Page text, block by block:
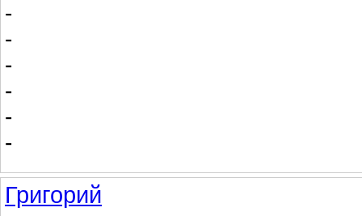
-
-
-
-
-
-
Григорий